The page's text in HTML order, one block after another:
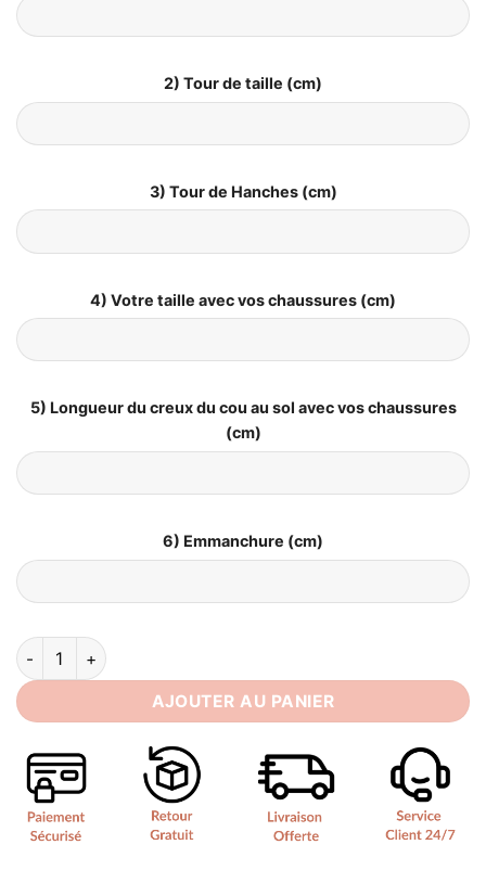
2) Tour de taille (cm)
3) Tour de Hanches (cm)
4) Votre taille avec vos chaussures (cm)
5) Longueur du creux du cou au sol avec vos chaussures
(cm)
6) Emmanchure (cm)
quantité de Robe de Mariée Sirène Dos Dentelle
AJOUTER AU PANIER